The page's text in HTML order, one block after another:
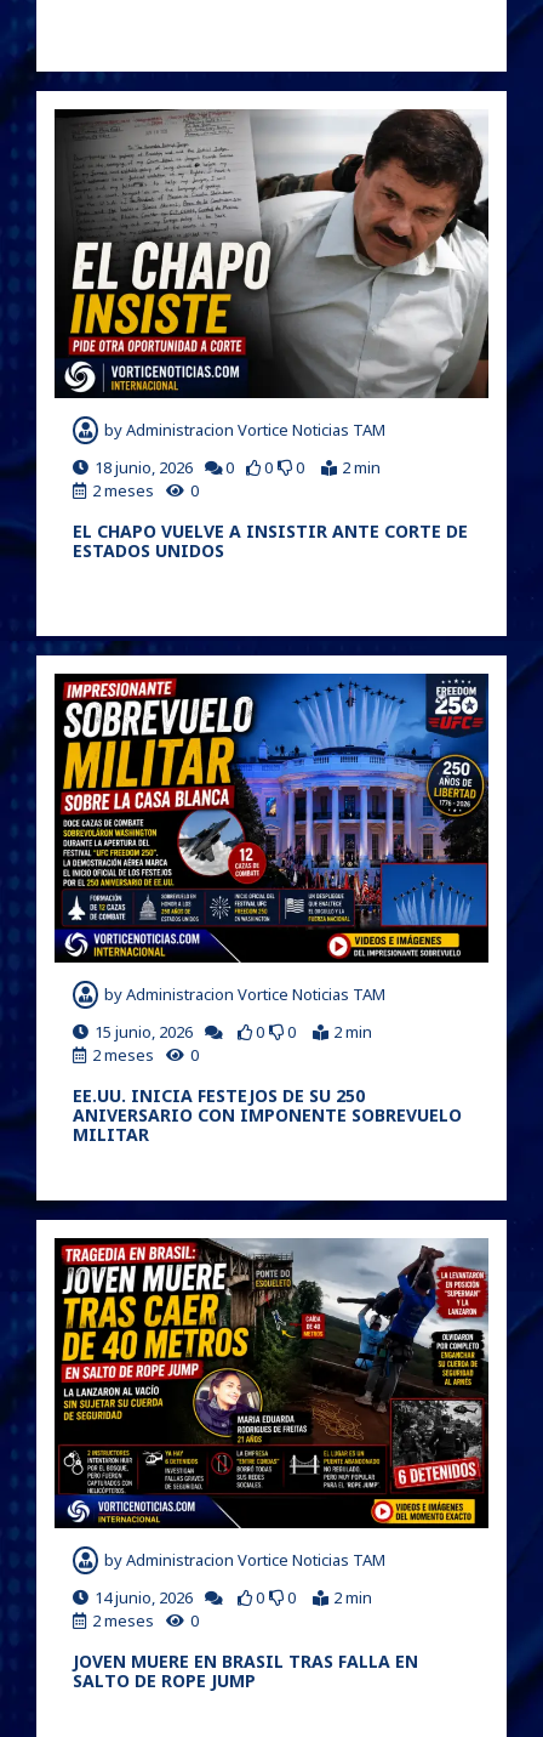
byAdministracion Vortice Noticias TAM
18 junio, 2026
0 0 0
2 min
2 meses
0
EL CHAPO VUELVE A INSISTIR ANTE CORTE DE
ESTADOS UNIDOS
byAdministracion Vortice Noticias TAM
15 junio, 2026
0 0
2 min
2 meses
0
EE.UU. INICIA FESTEJOS DE SU 250
ANIVERSARIO CON IMPONENTE SOBREVUELO
MILITAR
byAdministracion Vortice Noticias TAM
14 junio, 2026
0 0
2 min
2 meses
0
JOVEN MUERE EN BRASIL TRAS FALLA EN
SALTO DE ROPE JUMP